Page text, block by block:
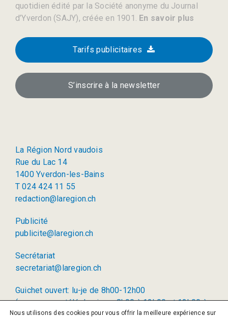
quotidien édité par la Société anonyme du Journal
d’Yverdon (SAJY), créée en 1901. En savoir plus
Tarifs publicitaires
S’inscrire à la newsletter
La Région Nord vaudois
Rue du Lac 14
1400 Yverdon-les-Bains
T 024 424 11 55
redaction@laregion.ch
Publicité
publicite@laregion.ch
Secrétariat
secretariat@laregion.ch
Guichet ouvert: lu-je de 8h00-12h00
(permanence téléphonique: 8h00 à 12h00 et 13h00 à
17h00)
Nous utilisons des cookies pour vous offrir la meilleure expérience sur